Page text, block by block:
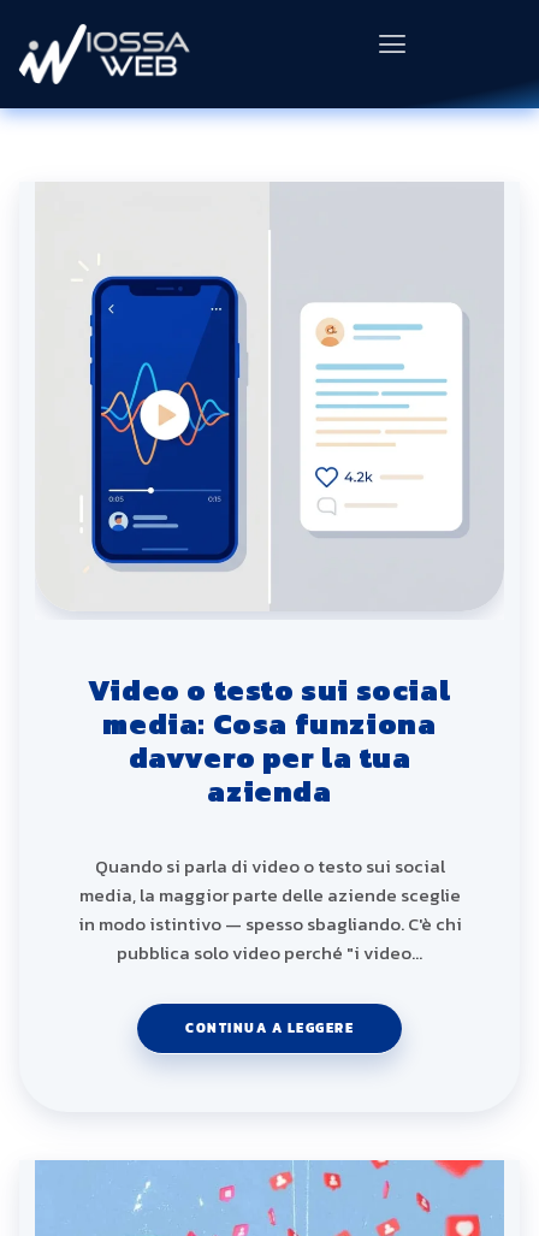
Video o testo sui social
media: Cosa funziona
davvero per la tua
azienda
Quando si parla di video o testo sui social
media, la maggior parte delle aziende sceglie
in modo istintivo — spesso sbagliando. C'è chi
pubblica solo video perché "i video…
CONTINUA A LEGGERE